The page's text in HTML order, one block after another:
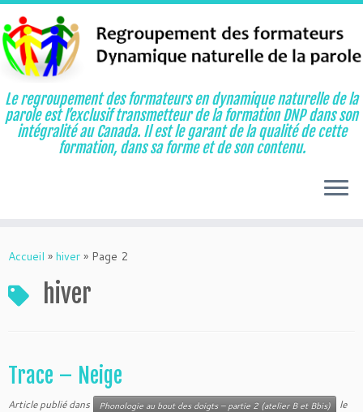
au
Le regroupement des formateurs en dynamique naturelle de la
parole est l’exclusif transmetteur de la formation DNP dans son
intégralité au Canada. Il est le garant de la qualité de cette
formation, dans sa forme et de son contenu.
Accueil » hiver » Page 2
hiver
Trace – Neige
Article publié dans Phonologie au bout des doigts – partie 2 (atelier B et Bbis)
le